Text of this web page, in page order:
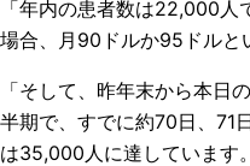
「年内の患者数は22,000
場合、月90ドルか95ドルと
「そして、昨年末から本日
半期で、すでに約70日、71
は35,000人に達しています